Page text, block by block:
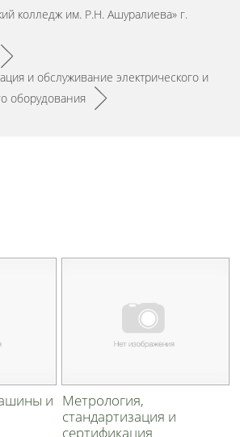
колледж им. Р.Н. Ашуралиева» г.
►
и обслуживание электрического и
оборудования
►
и Метрология,
стандартизация и
сертификация